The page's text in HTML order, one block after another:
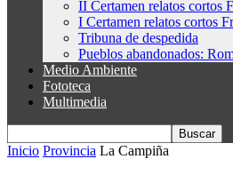
II Certamen relatos cortos
I Certamen relatos cortos
Tribuna de despedida
Pueblos abandonados:
Medio Ambiente
Fototeca
Multimedia
Inicio Provincia La Campiña